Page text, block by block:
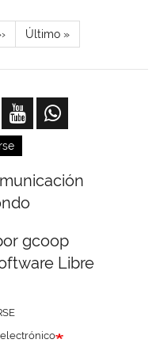
Última
página
Último »
gcoop
Libre